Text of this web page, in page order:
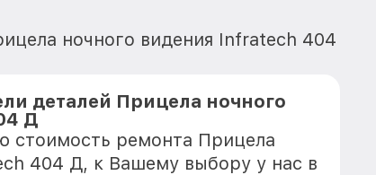
ночного видения Infratech 404
деталей Прицела ночного
Д
стоимость ремонта Прицела
404 Д, к Вашему выбору у нас в